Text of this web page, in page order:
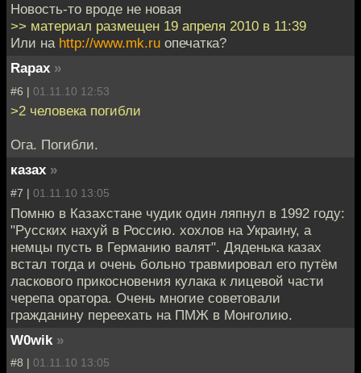
Новость-то вроде не новая
>> материал размещен 19 апреля 2010 в 11:39
Или на http://www.mk.ru опечатка?
Rapax »
#6 | 01.11.10 12:53
>2 человека погибли
Ога. Погибли.
казах »
#7 | 01.11.10 13:05
Помню в Казахстане чудик один ляпнул в 1992 году:
"Русских нахуй в Россию. хохлов на Украину, а
немцы пусть в Германию валят". Дяденька казах
встал тогда и очень больно травмировал его путём
ласкового прикосновения кулака к лицевой части
черепа оратора. Очень многие советовали
гражданину переехать на ПМЖ в Монголию.
W0wik »
#8 | 01.11.10 13:05